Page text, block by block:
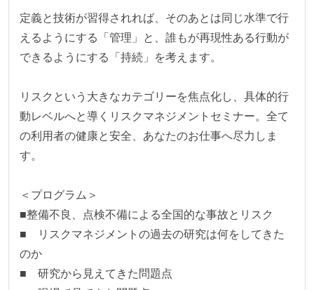
定義と技術が習得されれば、そのあとは同じ水準で行
えるようにする「管理」と、誰もが再現性ある行動が
できるようにする「持続」を考えます。
リスクという大きなカテゴリーを焦点化し、具体的行
動レベルへと導くリスクマネジメントセミナー。全て
の利用者の健康と安全、あなたのお仕事へ尽力しま
す。
＜プログラム＞
■整備不良、点検不備による全国的な事故とリスク
■　リスクマネジメントの過去の研究は何をしてきた
のか
■　研究から見えてきた問題点